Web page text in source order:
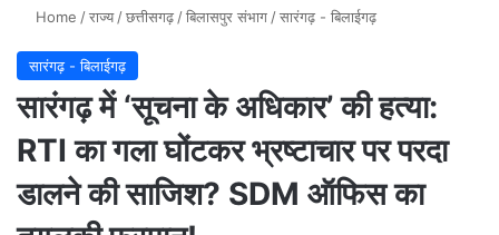
Home /राज्य /छत्तीसगढ़ /बिलासपुर संभाग /सारंगढ़ - बिलाईगढ़
सारंगढ़ - बिलाईगढ़
सारंगढ़ में ‘सूचना के अधिकार’ की हत्या:
RTI का गला घोंटकर भ्रष्टाचार पर परदा
डालने की साजिश? SDM ऑफिस का